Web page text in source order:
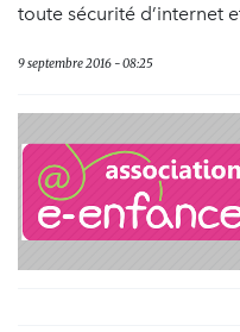
toute sécurité d’internet
9 septembre 2016 - 08:25